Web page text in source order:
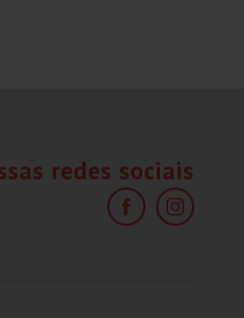
redes sociais